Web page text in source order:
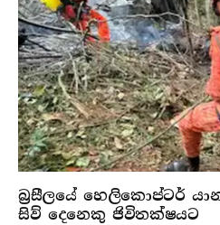
බ්‍රසීලයේ හෙලිකොප්ටර්
සිව් දෙනෙකු ජිවිතක්ෂයට